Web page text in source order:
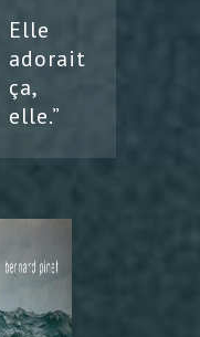
Elle
adorait
ça,
elle.”